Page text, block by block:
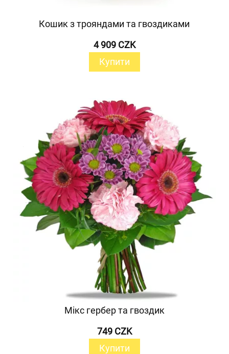
Кошик з трояндами та гвоздиками
4 909 CZK
Купити
Мікс гербер та гвоздик
749 CZK
Купити